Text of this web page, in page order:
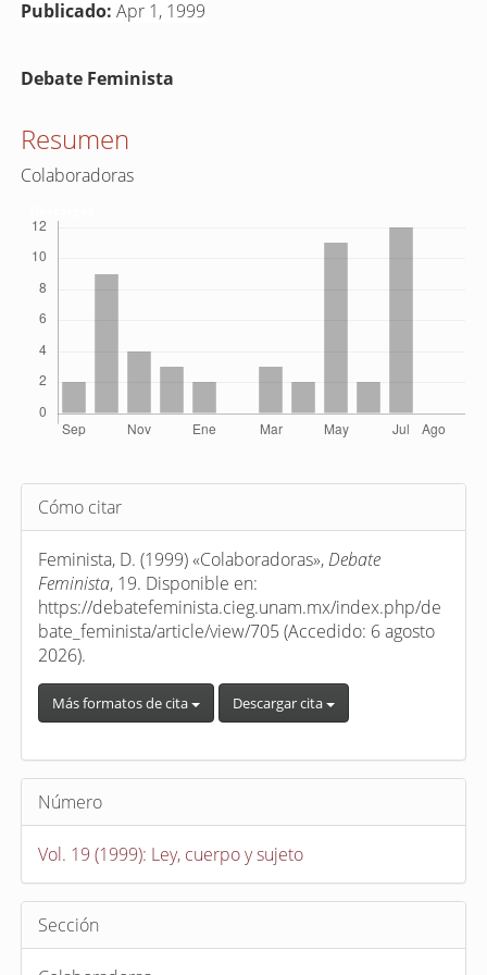
Publicado: Apr 1, 1999
Contenido
del
artículo
Debate Feminista
Resumen
Colaboradoras
Detalles
del
artículo
Cómo citar
Feminista, D. (1999) «Colaboradoras», Debate
Feminista, 19. Disponible en:
https://debatefeminista.cieg.unam.mx/index.php/de
bate_feminista/article/view/705 (Accedido: 6 agosto
2026).
Más formatos de cita Descargar cita
Número
Vol. 19 (1999): Ley, cuerpo y sujeto
Sección